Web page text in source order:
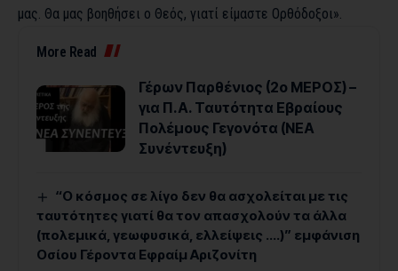
μας. Θα μας βοηθήσει ο Θεός, γιατί είμαστε Ορθόδοξοι».
More Read
Γέρων Παρθένιος (2ο ΜΕΡΟΣ) –
για Π.Α. Ταυτότητα Εβραίους
Πολέμους Γεγονότα (ΝΕΑ
Συνέντευξη)
“Ο κόσμος σε λίγο δεν θα ασχολείται με τις
ταυτότητες γιατί θα τον απασχολούν τα άλλα
(πολεμικά, γεωφυσικά, ελλείψεις ….)” εμφάνιση
Οσίου Γέροντα Εφραίμ Αριζονίτη